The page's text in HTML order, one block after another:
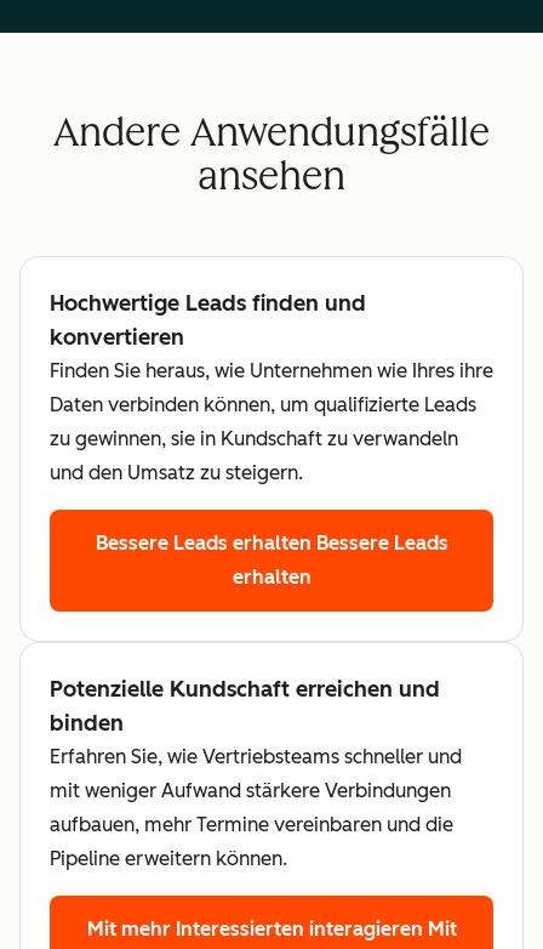
Andere Anwendungsfälle
ansehen
Hochwertige Leads finden und
konvertieren
Finden Sie heraus, wie Unternehmen wie Ihres ihre
Daten verbinden können, um qualifizierte Leads
zu gewinnen, sie in Kundschaft zu verwandeln
und den Umsatz zu steigern.
Bessere Leads erhalten Bessere Leads
erhalten
Potenzielle Kundschaft erreichen und
binden
Erfahren Sie, wie Vertriebsteams schneller und
mit weniger Aufwand stärkere Verbindungen
aufbauen, mehr Termine vereinbaren und die
Pipeline erweitern können.
Mit mehr Interessierten interagieren Mit